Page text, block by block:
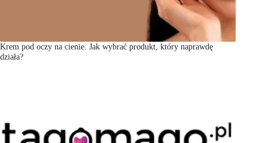
Krem pod oczy na cienie. Jak wybrać produkt, który naprawdę
działa?